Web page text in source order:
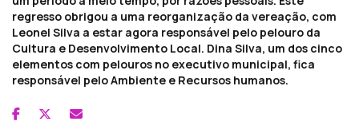
regresso obrigou a uma reorganização da vereação, com
Leonel Silva a estar agora responsável pelo pelouro da
Cultura e Desenvolvimento Local. Dina Silva, um dos cinco
elementos com pelouros no executivo municipal, fica
responsável pelo Ambiente e Recursos humanos.